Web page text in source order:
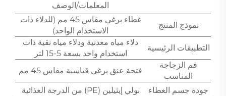
المعلمات/الوصف
نموذج المنتج
غطاء برغي مقاس 45 مم (للدلاء ذات
الاستخدام الواحد)
التطبيقات الرئيسية
دلاء مياه معدنية ودلاء مياه نقية ذات
استخدام واحد بسعة 5-15 لتر
فم الزجاجة
المناسب
فتحة عنق برغي قياسية مقاس 45 مم
جودة جسم الغطاء بولي إيثيلين (PE) من الدرجة الغذائية